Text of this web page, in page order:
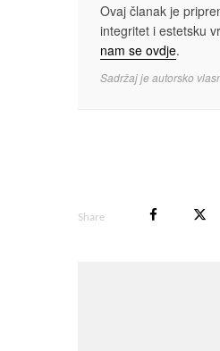
Ovaj članak je
integritet i estetsku
nam se ovdje.
Sadržaj je autorsko
Share